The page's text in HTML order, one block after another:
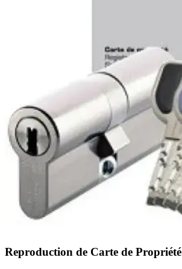
Reproduction de Carte de Propriété